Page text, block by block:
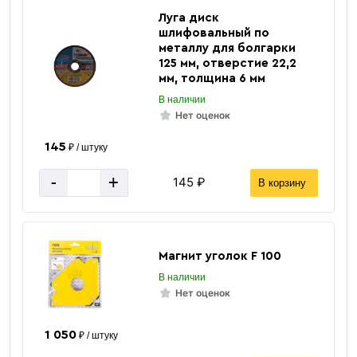
Луга диск
шлифовальный по
металлу для болгарки
125 мм, отверстие 22,2
мм, толщина 6 мм
В наличии
Нет оценок
145 ₽ / штуку
- + 145 ₽ В корзину
Магнит уголок F 100
В наличии
Нет оценок
1 050₽ / штуку
Швеллер
«Быстрый заказ»